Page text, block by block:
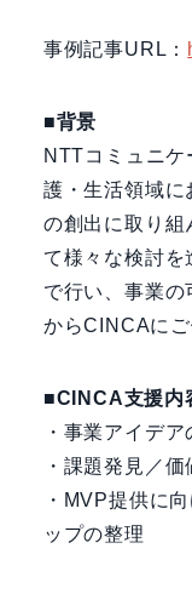
事例記事URL：
■背景
NTTコミュニ
護・生活領域に
の創出に取り組
て様々な検討を
で行い、事業
からCINCAにご
■CINCA支援内
・事業アイデ
・課題発見／
・MVP提供に
ップの整理